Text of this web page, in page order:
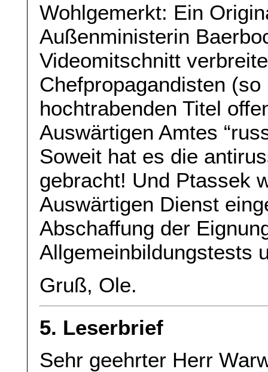
Wohlgemerkt: Ein
Außenministerin
Videomitschnitt
Chefpropagandisten
hochtrabenden Titel
Auswärtigen Amtes
Soweit hat es die
gebracht! Und Ptassek
Auswärtigen Dienst
Abschaffung der
Allgemeinbildungstests
Gruß, Ole.
5. Leserbrief
Sehr geehrter Herr